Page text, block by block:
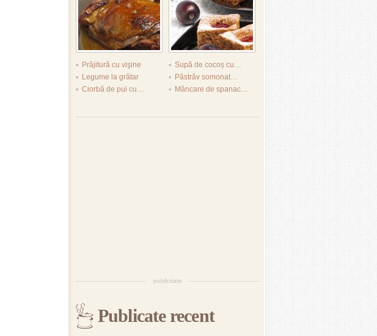
Prăjitură cu vişine
Supă de cocoș cu…
Legume la grătar
Păstrăv somonat…
Ciorbă de pui cu…
Mâncare de spanac…
publicitate
Publicate recent